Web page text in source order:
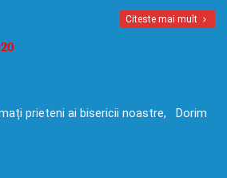
Citeste mai mult
prieteni ai bisericii noastre, Dorim